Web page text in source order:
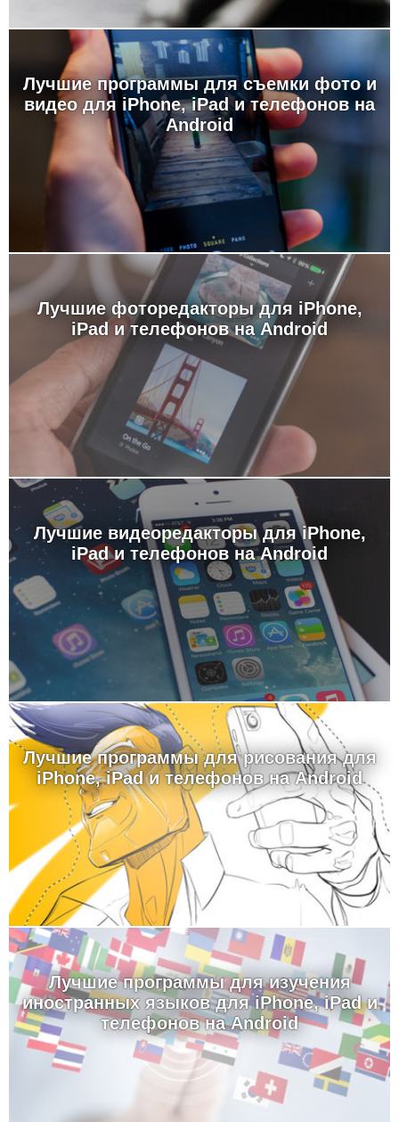
Лучшие программы для съемки фото и
видео для iPhone, iPad и телефонов на
Android
Лучшие фоторедакторы для iPhone,
iPad и телефонов на Android
Лучшие видеоредакторы для iPhone,
iPad и телефонов на Android
Лучшие программы для рисования для
iPhone, iPad и телефонов на Android
Лучшие программы для изучения
иностранных языков для iPhone, iPad и
телефонов на Android